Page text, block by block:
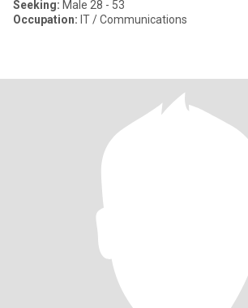
Seeking: Male 28 - 53
Occupation: IT / Communications